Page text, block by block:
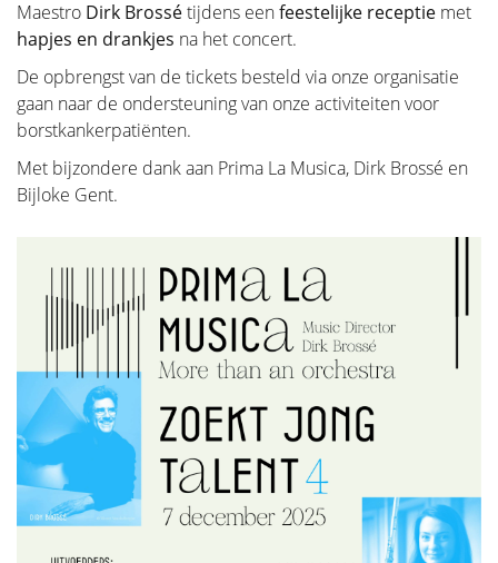
Verder wensen wij vrouwen te informeren die zich
afvragen of zij wel een borstprobleem hebben, maar
daarvoor nog niet onmiddellijk hun arts willen
consulteren. Kennis en informatie kunnen dikwijls
een onmiddellijke geruststelling betekenen indien de
vrouw zelf in staat is het probleem te onderkennen
en inziet dat hier geen specifieke behandeling voor
noodzakelijk is. Anderzijds trachten we ook vrouwen
kwaadaardige aandoening, en die goed voorbereid
naar hun arts willen stappen.
Anatomie en Fysiologie
Tumoren en Aandoeningen van de
Maestro Dirk Brossétijdens eenfeestelijke receptie met
hapjes en drankjes na het concert.
De opbrengst van de tickets besteld via onze organisatie
gaan naar de ondersteuning van onze activiteiten voor
borstkankerpatiënten.
Met bijzondere dank aan Prima La Musica, Dirk Brossé en
Bijloke Gent.